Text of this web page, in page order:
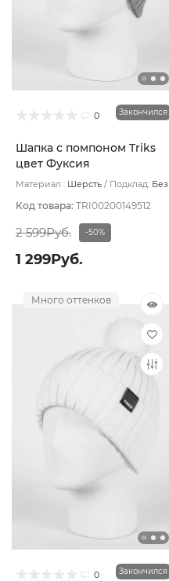
0 Закончился
Шапка с помпоном Triks
цвет Фуксия
Материал : Шерсть Подклад: Без
Код товара: TRI00200149512
2 599Руб. -50%
1 299Руб.
Много оттенков
0 Закончился